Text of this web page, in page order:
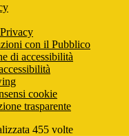
con il Pubblico
di accessibilità
cookie
trasparente
455 volte